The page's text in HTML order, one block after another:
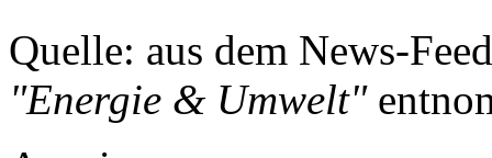
Quelle: aus dem News-
"Energie & Umwelt"